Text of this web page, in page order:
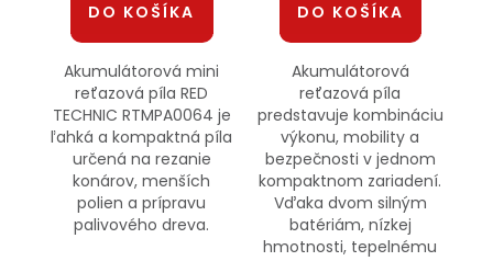
DO KOŠÍKA
Akumulátorová mini
reťazová píla RED
TECHNIC RTMPA0064 je
ľahká a kompaktná píla
určená na rezanie
konárov, menších
polien a prípravu
palivového dreva.
DO KOŠÍKA
Akumulátorová
reťazová píla
predstavuje kombináciu
výkonu, mobility a
bezpečnosti v jednom
kompaktnom zariadení.
Vďaka dvom silným
batériám, nízkej
hmotnosti, tepelnému